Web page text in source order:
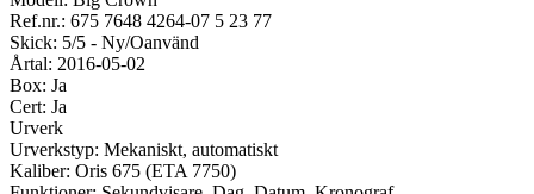
Ref.nr.: 675 7648 4264-07 5 23 77
Skick: 5/5 - Ny/Oanvänd
Årtal: 2016-05-02
Box: Ja
Cert: Ja
Urverk
Urverkstyp: Mekaniskt, automatiskt
Kaliber: Oris 675 (ETA 7750)